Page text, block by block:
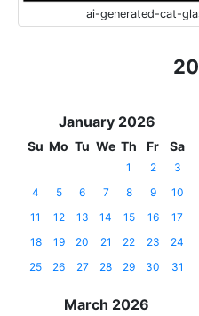
ai-generated-cat-
January 2026
Su Mo Tu We Th Fr Sa
1 2
3
4
5 6 7 8 9
10
11
12 13 14 15 16
17
18
19 20 21 22 23
24
25
26 27 28 29 30 31
March 2026